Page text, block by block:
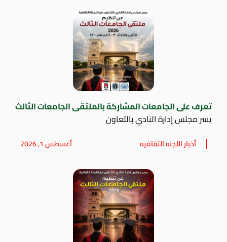
تعرف على الجامعات المشاركة بالملتقى الجامعات الثالث
يسر مجلس إدارة النادي بالتعاون
أخبار اللجنه الثقافيه أغسطس 1, 2026